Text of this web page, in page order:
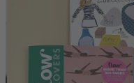
www.ec.europa.eu/